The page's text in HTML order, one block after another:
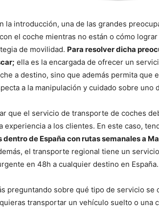
la introducción, una de las grandes
el coche mientras no están o cómo
de movilidad. Para resolver dicha
ella es la encargada de ofrecer un
a destino, sino que además permita que
a la manipulación y cuidado sobre uno
que el servicio de transporte de coches
experiencia a los clientes. En este caso,
de España con rutas semanales a
el transporte regional tiene un
en 48h a cualquier destino en España.
preguntando sobre qué tipo de servicio se
transportar un vehículo suelto o una